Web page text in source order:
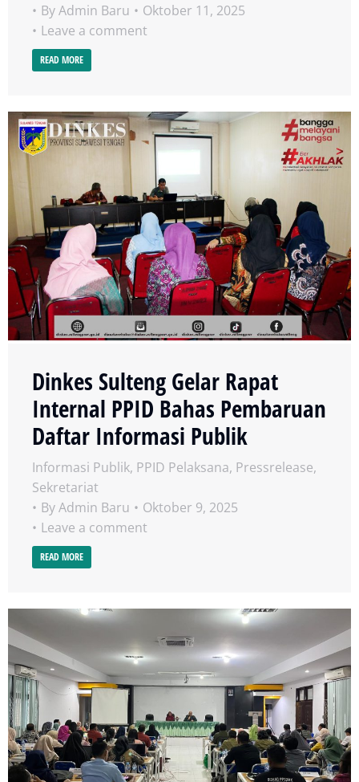
ByAdmin Baru
Oktober 11, 2025
Leave a comment
READ MORE
Dinkes Sulteng Gelar Rapat
Internal PPID Bahas Pembaruan
Daftar Informasi Publik
Informasi Publik, PPID Pelaksana, Pressrelease,
Sekretariat
ByAdmin Baru
Oktober 9, 2025
Leave a comment
READ MORE